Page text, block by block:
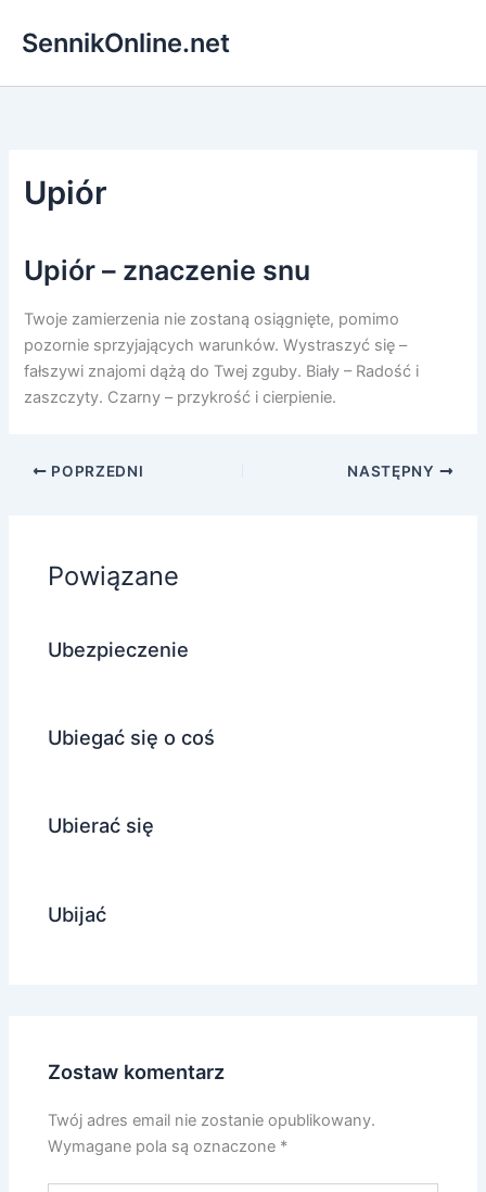
SennikOnline.net
Upiór
Upiór – znaczenie snu
Twoje zamierzenia nie zostaną osiągnięte, pomimo
pozornie sprzyjających warunków. Wystraszyć się –
fałszywi znajomi dążą do Twej zguby. Biały – Radość i
zaszczyty. Czarny – przykrość i cierpienie.
POPRZEDNI NASTĘPNY
Powiązane
Ubezpieczenie
Ubiegać się o coś
Ubierać się
Ubijać
Zostaw komentarz
Twój adres email nie zostanie opublikowany.
Wymagane pola są oznaczone *